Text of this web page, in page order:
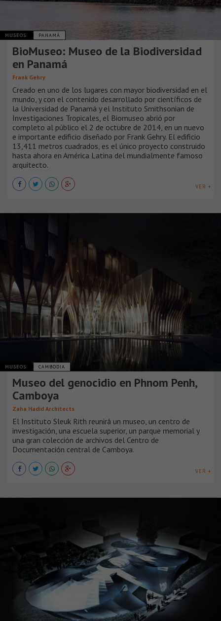
MUSEOS PANAMÁ
BioMuseo: Museo de la Biodiversidad
en Panamá
Frank Gehry
Creado en uno de los lugares con mayor biodiversidad en el
mundo, y con el contenido desarrollado por científicos de
la Universidad de Panamá y el Instituto Smithsonian de
Investigaciones Tropicales, el Biomuseo abrió por
completo al público el 2 de octubre de 2014, en un nuevo
e importante edificio diseñado por Frank Gehry. El edificio
13,411 metros cuadrados, es el único proyecto construido
hasta ahora en América Latina del mundialmente famoso
arquitecto.
VER +
MUSEOS CAMBODIA
Museo del genocidio en Phnom Penh,
Camboya
Zaha Hadid Architects
El Instituto Sleuk Rith reunirá un museo, un centro de
investigación, una escuela superior, un parque memorial y
una gran colección de archivos del Centro de
Documentación central de Camboya.
VER +